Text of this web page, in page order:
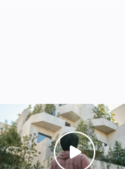
映像